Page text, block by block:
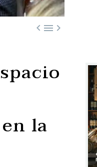

la